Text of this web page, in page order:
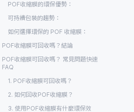
POF收縮膜的環保優勢：
可持續包裝的趨勢：
如何選擇環保的 POF 收縮膜：
POF收縮膜可回收嗎？結論
POF收縮膜可回收嗎？ 常見問題快速
FAQ
1. POF收縮膜可回收嗎？
2. 如何回收POF收縮膜？
3. 使用POF收縮膜有什麼環保效